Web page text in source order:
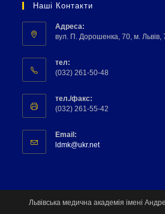
Наші Контакти
Адреса:
вул. П. Дорошенка, 70, м. Львів,
тел:
(032) 261-50-48
тел./факс:
(032) 261-55-42
Email:
ldmk@ukr.net
Львівська медична академія імені